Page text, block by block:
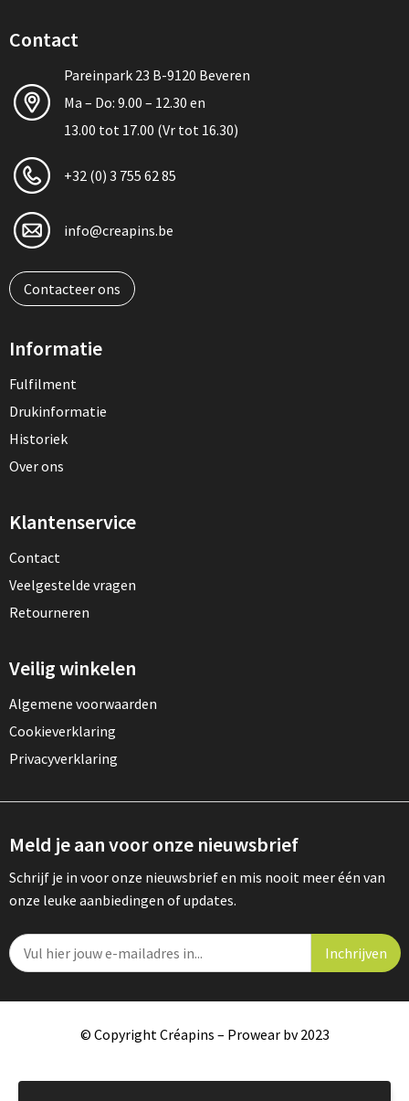
Contact
Pareinpark 23 B-9120 Beveren
Ma – Do: 9.00 – 12.30 en
13.00 tot 17.00 (Vr tot 16.30)
+32 (0) 3 755 62 85
info@creapins.be
Contacteer ons
Informatie
Fulfilment
Drukinformatie
Historiek
Over ons
Klantenservice
Contact
Veelgestelde vragen
Retourneren
Veilig winkelen
Algemene voorwaarden
Cookieverklaring
Privacyverklaring
Meld je aan voor onze nieuwsbrief
Schrijf je in voor onze nieuwsbrief en mis nooit meer één van
onze leuke aanbiedingen of updates.
© Copyright Créapins – Prowear bv 2023